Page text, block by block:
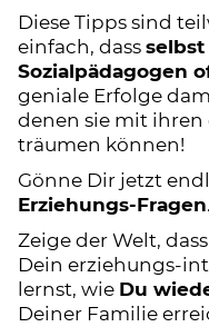
Diese Tipps sind
einfach, dass
Sozialpädagogen
geniale Erfolge
denen sie mit
träumen können!
Gönne Dir jetzt
Erziehungs-Fragen.
Zeige der Welt,
Dein erziehungs-
lernst, wie Du
Deiner Familie